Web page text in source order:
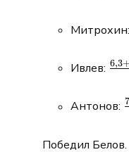
Митрохин:
Ивлев: 6,3
Антонов: 7
Победил